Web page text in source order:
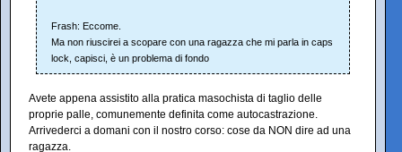
Frash: Eccome.
Ma non riuscirei a scopare con una ragazza che mi parla in caps
lock, capisci, è un problema di fondo
Avete appena assistito alla pratica masochista di taglio delle
proprie palle, comunemente definita come autocastrazione.
Arrivederci a domani con il nostro corso: cose da NON dire ad una
ragazza.